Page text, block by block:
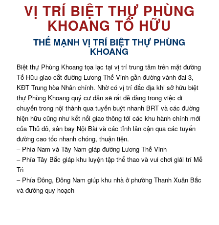
VỊ TRÍ BIỆT THỰ PHÙNG
KHOANG TỐ HỮU
THẾ MẠNH VỊ TRÍ BIỆT THỰ PHÙNG
KHOANG
Biệt thự Phùng Khoang tọa lạc tại vị trí trung tâm trên mặt đường
Tố Hữu giao cắt đường Lương Thế Vinh gần đường vành đai 3,
KĐT Trung hòa Nhân chính. Nhờ có vị trí đắc địa khi sở hữu biệt
thự Phùng Khoang quý cư dân sẽ rất dễ dàng trong việc di
chuyển trong nội thành qua tuyến buýt nhanh BRT và các đường
hiện hữu cũng như kết nối giao thông tới các khu hành chính mới
của Thủ đô, sân bay Nội Bài và các tỉnh lân cận qua các tuyến
đường cao tốc nhanh chóng, thuận tiện.
– Phía Nam và Tây Nam giáp đường Lương Thế Vinh
– Phía Tây Bắc giáp khu luyện tập thể thao và vui chơi giải trí Mễ
Trì
– Phía Đông, Đông Nam giúp khu nhà ở phường Thanh Xuân Bắc
và đường quy hoạch